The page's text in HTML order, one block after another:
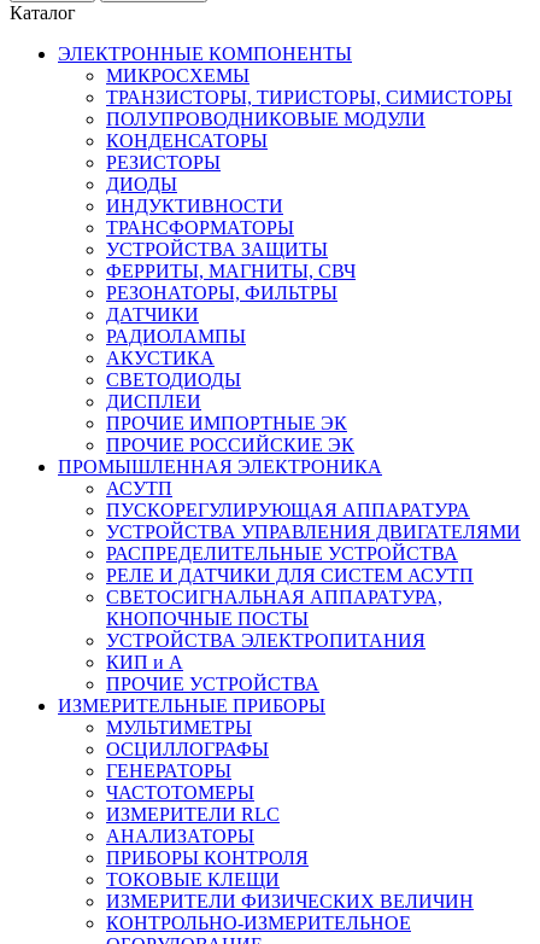
Каталог
ЭЛЕКТРОННЫЕ КОМПОНЕНТЫ
МИКРОСХЕМЫ
ТРАНЗИСТОРЫ, ТИРИСТОРЫ, СИМИСТОРЫ
ПОЛУПРОВОДНИКОВЫЕ МОДУЛИ
КОНДЕНСАТОРЫ
РЕЗИСТОРЫ
ДИОДЫ
ИНДУКТИВНОСТИ
ТРАНСФОРМАТОРЫ
УСТРОЙСТВА ЗАЩИТЫ
ФЕРРИТЫ, МАГНИТЫ, СВЧ
РЕЗОНАТОРЫ, ФИЛЬТРЫ
ДАТЧИКИ
РАДИОЛАМПЫ
АКУСТИКА
СВЕТОДИОДЫ
ДИСПЛЕИ
ПРОЧИЕ ИМПОРТНЫЕ ЭК
ПРОЧИЕ РОССИЙСКИЕ ЭК
ПРОМЫШЛЕННАЯ ЭЛЕКТРОНИКА
АСУТП
ПУСКОРЕГУЛИРУЮЩАЯ АППАРАТУРА
УСТРОЙСТВА УПРАВЛЕНИЯ ДВИГАТЕЛЯМИ
РАСПРЕДЕЛИТЕЛЬНЫЕ УСТРОЙСТВА
РЕЛЕ И ДАТЧИКИ ДЛЯ СИСТЕМ АСУТП
СВЕТОСИГНАЛЬНАЯ АППАРАТУРА,
КНОПОЧНЫЕ ПОСТЫ
УСТРОЙСТВА ЭЛЕКТРОПИТАНИЯ
КИП и А
ПРОЧИЕ УСТРОЙСТВА
ИЗМЕРИТЕЛЬНЫЕ ПРИБОРЫ
МУЛЬТИМЕТРЫ
ОСЦИЛЛОГРАФЫ
ГЕНЕРАТОРЫ
ЧАСТОТОМЕРЫ
ИЗМЕРИТЕЛИ RLC
АНАЛИЗАТОРЫ
ПРИБОРЫ КОНТРОЛЯ
ТОКОВЫЕ КЛЕЩИ
ИЗМЕРИТЕЛИ ФИЗИЧЕСКИХ ВЕЛИЧИН
КОНТРОЛЬНО-ИЗМЕРИТЕЛЬНОЕ